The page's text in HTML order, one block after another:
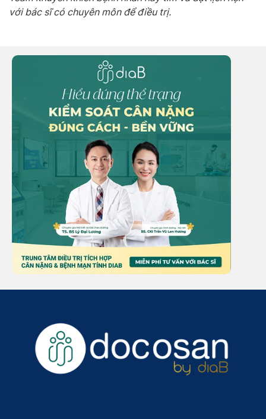
với bác sĩ có chuyên môn để điều trị.